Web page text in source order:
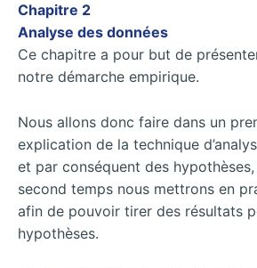
Chapitre 2
Analyse des données
Ce chapitre a pour but de
notre démarche empirique.
Nous allons donc faire dans un
explication de la technique
et par conséquent des
second temps nous mettrons en
afin de pouvoir tirer des résultats
hypothèses.